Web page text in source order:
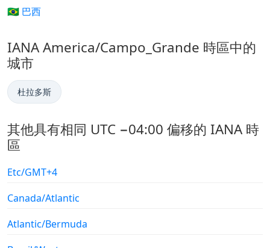
🇧🇷 巴西
IANA America/Campo_Grande 時區中的
城市
杜拉多斯
其他具有相同 UTC −04:00 偏移的 IANA 時
區
Etc/GMT+4
Canada/Atlantic
Atlantic/Bermuda